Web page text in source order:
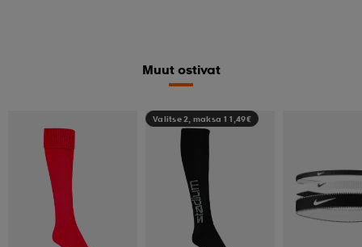
Muut ostivat
Valitse 2, maksa 11,49€